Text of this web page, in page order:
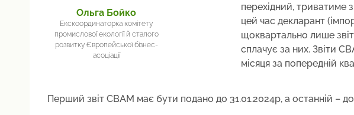
Ольга Бойко
Екскоординаторка комітету
промислової екології й сталого
розвитку Європейської бізнес-
асоціації
перехідний, триватиме
цей час декларант
щоквартально лише
сплачує за них. Звіти
місяця за попередній
Перший звіт CBAM має бути подано до 31.01.2024р, а останній –